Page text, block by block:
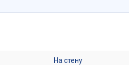
На стену